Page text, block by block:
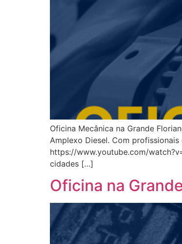
Oficina Mecânica na Grande
Amplexo Diesel. Com
https://www.youtube.com/
cidades […]
Oficina na